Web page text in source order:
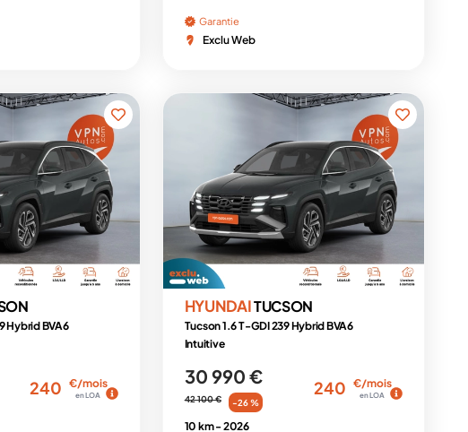
Garantie
Exclu Web
Hybrid BVA6
240 €/mois
en LOA
HYUNDAITUCSON
Tucson 1.6 T-GDI 239 Hybrid BVA6
Intuitive
30 990 €
42 100 € -26 %
240 €/mois
en LOA
10 km -2026